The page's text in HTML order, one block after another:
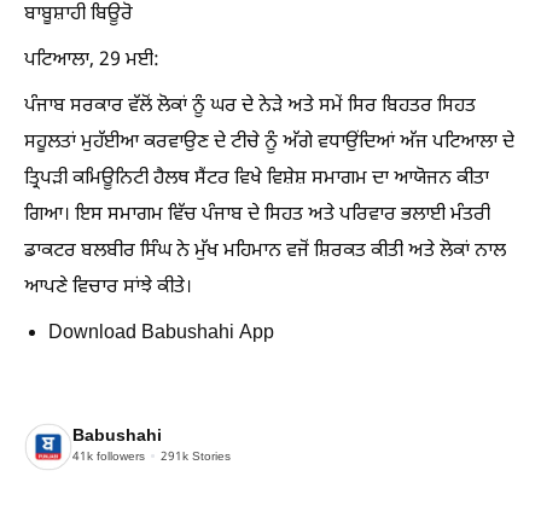
ਬਾਬੂਸ਼ਾਹੀ ਬਿਊਰੋ
ਪਟਿਆਲਾ, 29 ਮਈ:
ਪੰਜਾਬ ਸਰਕਾਰ ਵੱਲੋਂ ਲੋਕਾਂ ਨੂੰ ਘਰ ਦੇ ਨੇੜੇ ਅਤੇ ਸਮੇਂ ਸਿਰ ਬਿਹਤਰ ਸਿਹਤ
ਸਹੂਲਤਾਂ ਮੁਹੱਈਆ ਕਰਵਾਉਣ ਦੇ ਟੀਚੇ ਨੂੰ ਅੱਗੇ ਵਧਾਉਂਦਿਆਂ ਅੱਜ ਪਟਿਆਲਾ ਦੇ
ਤ੍ਰਿਪੜੀ ਕਮਿਊਨਿਟੀ ਹੈਲਥ ਸੈਂਟਰ ਵਿਖੇ ਵਿਸ਼ੇਸ਼ ਸਮਾਗਮ ਦਾ ਆਯੋਜਨ ਕੀਤਾ
ਗਿਆ। ਇਸ ਸਮਾਗਮ ਵਿੱਚ ਪੰਜਾਬ ਦੇ ਸਿਹਤ ਅਤੇ ਪਰਿਵਾਰ ਭਲਾਈ ਮੰਤਰੀ
ਡਾਕਟਰ ਬਲਬੀਰ ਸਿੰਘ ਨੇ ਮੁੱਖ ਮਹਿਮਾਨ ਵਜੋਂ ਸ਼ਿਰਕਤ ਕੀਤੀ ਅਤੇ ਲੋਕਾਂ ਨਾਲ
ਆਪਣੇ ਵਿਚਾਰ ਸਾਂਝੇ ਕੀਤੇ।
Download Babushahi App
Babushahi
41k followers 291k Stories